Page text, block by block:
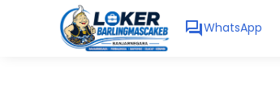
WhatsApp